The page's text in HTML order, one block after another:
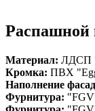
Распашной
Материал: ЛДСП
Кромка: ПВХ
Наполнение
Фурнитура: